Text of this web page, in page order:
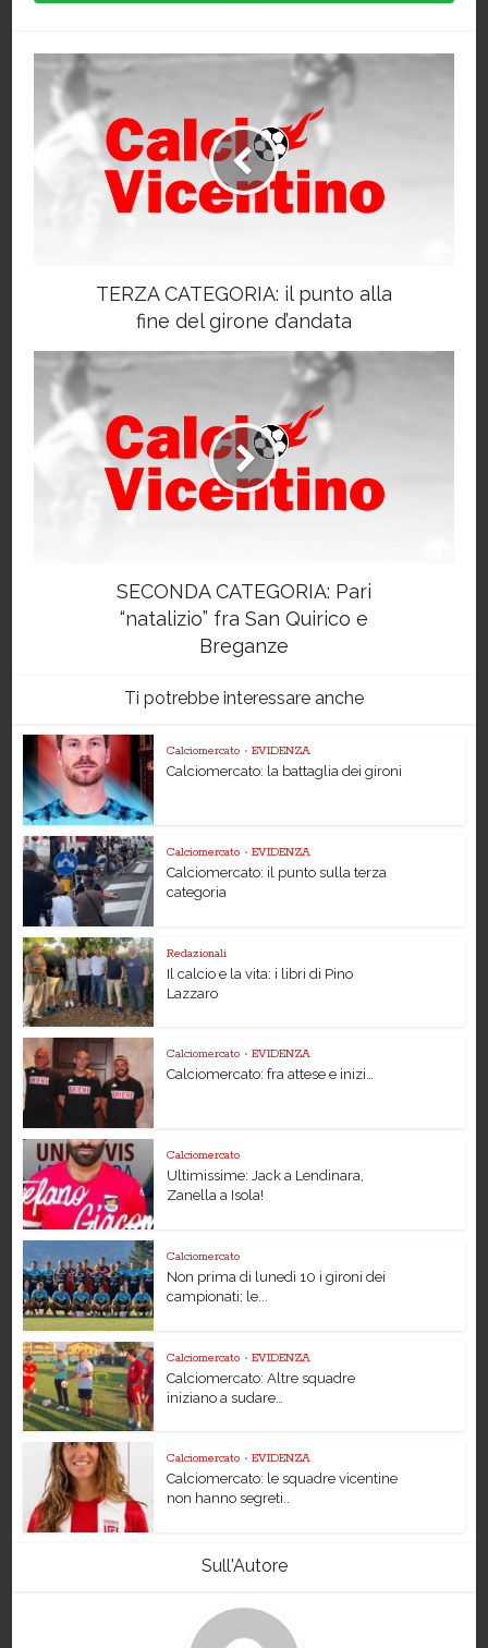
TERZA CATEGORIA: il punto alla
fine del girone d’andata
SECONDA CATEGORIA: Pari
“natalizio” fra San Quirico e
Breganze
Ti potrebbe interessare anche
Calciomercato • EVIDENZA
Calciomercato: la battaglia dei gironi
Calciomercato • EVIDENZA
Calciomercato: il punto sulla terza
categoria
Redazionali
Il calcio e la vita: i libri di Pino
Lazzaro
Calciomercato • EVIDENZA
Calciomercato: fra attese e inizi…
Calciomercato
Ultimissime: Jack a Lendinara,
Zanella a Isola!
Calciomercato
Non prima di lunedì 10 i gironi dei
campionati; le...
Calciomercato • EVIDENZA
Calciomercato: Altre squadre
iniziano a sudare…
Calciomercato • EVIDENZA
Calciomercato: le squadre vicentine
non hanno segreti..
Sull'Autore